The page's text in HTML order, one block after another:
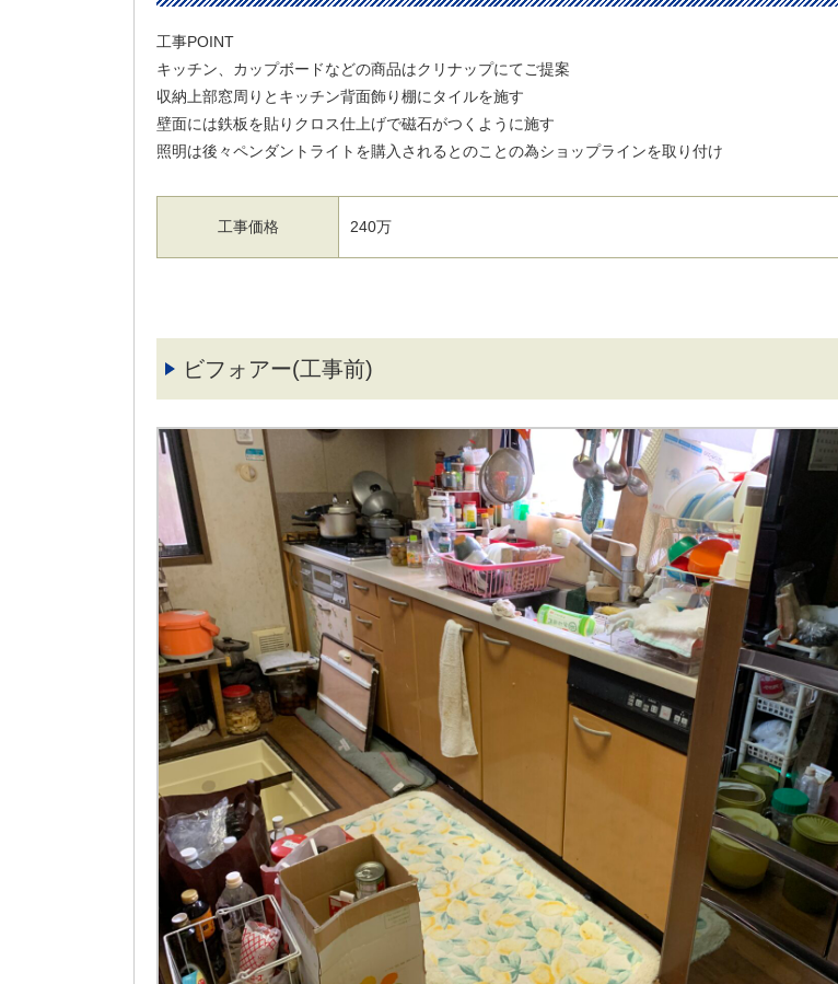
工事POINT
キッチン、カップボードなどの商品はクリナップにてご提案
収納上部窓周りとキッチン背面飾り棚にタイルを施す
壁面には鉄板を貼りクロス仕上げで磁石がつくように施す
照明は後々ペンダントライトを購入されるとのことの為ショップラインを取り付け
工事価格 240万
ビフォアー(工事前)